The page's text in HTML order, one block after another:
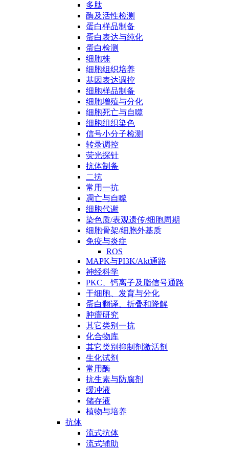
多肽
酶及活性检测
蛋白样品制备
蛋白表达与纯化
蛋白检测
细胞株
细胞组织培养
基因表达调控
细胞样品制备
细胞增殖与分化
细胞死亡与自噬
细胞组织染色
信号小分子检测
转录调控
荧光探针
抗体制备
二抗
常用一抗
凋亡与自噬
细胞代谢
染色质/表观遗传/细胞周期
细胞骨架/细胞外基质
免疫与炎症
ROS
MAPK与PI3K/Akt通路
神经科学
PKC、钙离子及脂信号通路
干细胞、发育与分化
蛋白翻译、折叠和降解
肿瘤研究
其它类别一抗
化合物库
其它类别抑制剂激活剂
生化试剂
常用酶
抗生素与防腐剂
缓冲液
储存液
植物与培养
抗体
流式抗体
流式辅助